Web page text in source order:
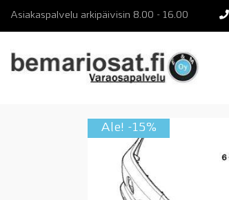
content
Asiakaspalvelu arkipäivisin 8.00 - 16.00
Ale! -15%